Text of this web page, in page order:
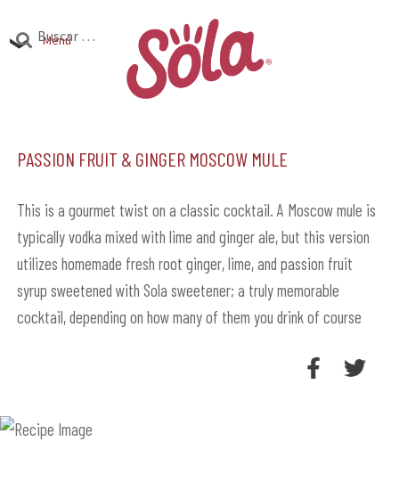
Menú
Investigación
menú
hijo
el
menú
hijo
Buscar:
Passion Fruit & Ginger Moscow Mule
This is a gourmet twist on a classic cocktail. A Moscow mule is
typically vodka mixed with lime and ginger ale, but this version
utilizes homemade fresh root ginger, lime, and passion fruit
syrup sweetened with Sola sweetener; a truly memorable
cocktail, depending on how many of them you drink of course